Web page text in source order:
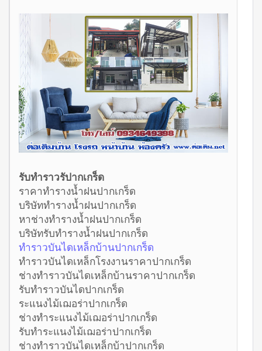
รับทำราวรัปากเกร็ด
ราคาทำรางน้ำฝนปากเกร็ด
บริษัททำรางน้ำฝนปากเกร็ด
หาช่างทำรางน้ำฝนปากเกร็ด
บริษัทรับทำรางน้ำฝนปากเกร็ด
ทำราวบันไดเหล็กบ้านปากเกร็ด
ทำราวบันไดเหล็กโรงงานราคาปากเกร็ด
ช่างทำราวบันไดเหล็กบ้านราคาปากเกร็ด
รับทำราวบันไดปากเกร็ด
ระแนงไม้เฌอร่าปากเกร็ด
ช่างทำระแนงไม้เฌอร่าปากเกร็ด
รับทำระแนงไม้เฌอร่าปากเกร็ด
ช่างทำราวบันไดเหล็กบ้าปากเกร็ด